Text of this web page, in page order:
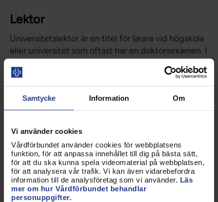
Samtycke Information Om
Vi använder cookies
Vårdförbundet använder cookies för webbplatsens
funktion, för att anpassa innehållet till dig på bästa sätt,
för att du ska kunna spela videomaterial på webbplatsen,
för att analysera vår trafik. Vi kan även vidarebefordra
information till de analysföretag som vi använder. Läs
mer om hur Vårdförbundet behandlar
personuppgifter.
Lektor
Universitetslektor är en titel för lärare vid högskola
eller universitet som oftast har en doktorsexamen. I
forskningsarbete med undervisning,
kan man bli genom att söka och anställas till en
utlyst lektorstjänst. Även dessa tjänster finns som
Professor
Professor är den främsta lärarbefattningen vid
högskolor och universitet. I regel kombineras
forskningsarbete med undervisning,